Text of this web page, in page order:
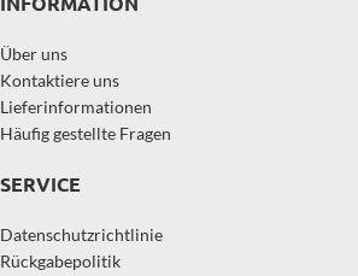
Über uns
Kontaktiere uns
Lieferinformationen
Häufig gestellte Fragen
SERVICE
Datenschutzrichtlinie
Rückgabepolitik